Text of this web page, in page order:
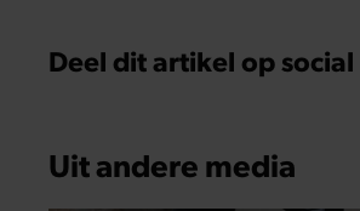
Deel dit artikel op
Uit andere media